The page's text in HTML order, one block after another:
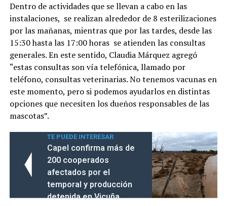
Dentro de actividades que se llevan a cabo en las
instalaciones, se realizan alrededor de 8 esterilizaciones
por las mañanas, mientras que por las tardes, desde las
15:30 hasta las 17:00 horas se atienden las consultas
generales. En este sentido, Claudia Márquez agregó
“estas consultas son vía telefónica, llamado por
teléfono, consultas veterinarias. No tenemos vacunas en
este momento, pero si podemos ayudarlos en distintas
opciones que necesiten los dueños responsables de las
mascotas”.
TE PUEDE INTERESAR
Capel confirma más de
200 cooperados
afectados por el
temporal y producción
detenida en Vicuña